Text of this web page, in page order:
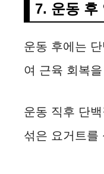
7. 운동 후
운동 후에는
여 근육 회복
운동 직후 단
섞은 요거트를